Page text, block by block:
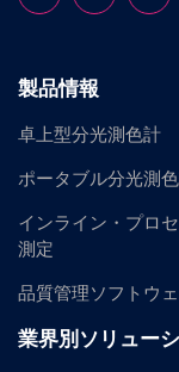
製品情報
卓上型分光測色計
ポータブル分光測
インライン・プロ
測定
品質管理ソフトウ
業界別ソリュー